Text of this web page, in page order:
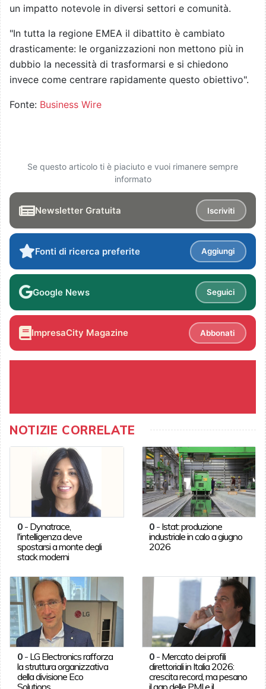
un impatto notevole in diversi settori e comunità.
"In tutta la regione EMEA il dibattito è cambiato
drasticamente: le organizzazioni non mettono più in
dubbio la necessità di trasformarsi e si chiedono
invece come centrare rapidamente questo obiettivo".
Fonte: Business Wire
Se questo articolo ti è piaciuto e vuoi rimanere sempre
informato
Newsletter Gratuita Iscriviti
Fonti di ricerca preferite Aggiungi
Google News Seguici
ImpresaCity Magazine Abbonati
NOTIZIE CORRELATE
0- Dynatrace,
l'intelligenza deve
spostarsi a monte degli
stack moderni
0 - Istat: produzione
industriale in calo a giugno
2026
0- LG Electronics rafforza
la struttura organizzativa
della divisione Eco
Solutions
0 - Mercato dei profili
direttoriali in Italia 2026:
crescita record, ma pesano
il gap delle PMI e il